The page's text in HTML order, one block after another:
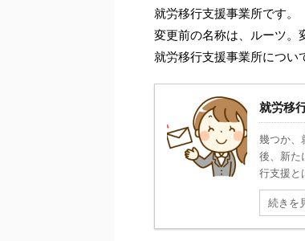
就労移行支援事業所です。
変更前の名称は、ルーツ。
就労移行支援事業所につい
就労移
幾つか、
後、新た
行支援と
続きを